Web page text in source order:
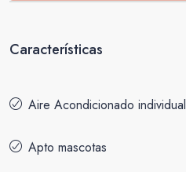
Características
Aire Acondicionado individual
Apto mascotas